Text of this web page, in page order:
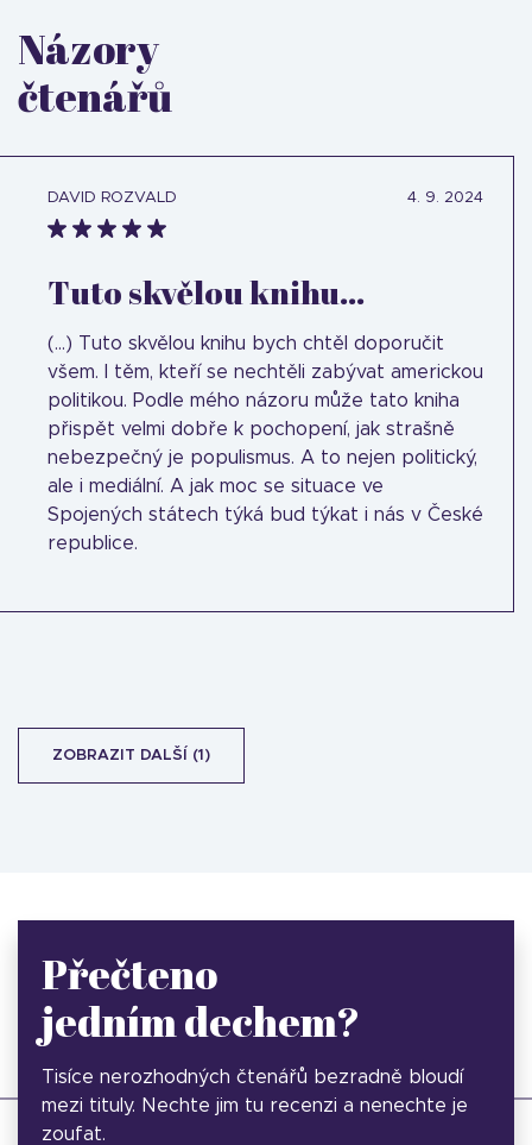
Názory
čtenářů
DAVID ROZVALD 4. 9. 2024
Tuto skvělou knihu...
(...) Tuto skvělou knihu bych chtěl doporučit
všem. I těm, kteří se nechtěli zabývat americkou
politikou. Podle mého názoru může tato kniha
přispět velmi dobře k pochopení, jak strašně
nebezpečný je populismus. A to nejen politický,
ale i mediální. A jak moc se situace ve
Spojených státech týká bud týkat i nás v České
republice.
ZOBRAZIT DALŠÍ (1)
Přečteno
jedním dechem?
Tisíce nerozhodných čtenářů bezradně bloudí
mezi tituly. Nechte jim tu recenzi a nenechte je
zoufat.